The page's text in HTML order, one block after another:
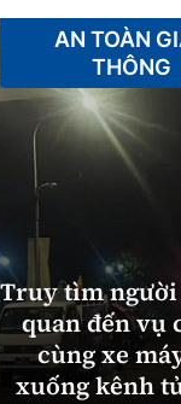
Truy tìm
quan đến vụ
cùng xe
xuống kênh
AN TOÀN
THÔNG